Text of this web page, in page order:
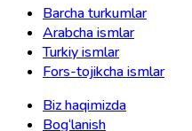
Barcha turkumlar
Arabcha ismlar
Turkiy ismlar
Fors-tojikcha ismlar
Biz haqimizda
Bog‘lanish